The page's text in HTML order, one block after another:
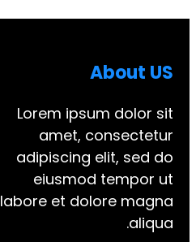
About US
Lorem ipsum dolor sit
amet, consectetur
adipiscing elit, sed do
eiusmod tempor ut
labore et dolore magna
aliqua.